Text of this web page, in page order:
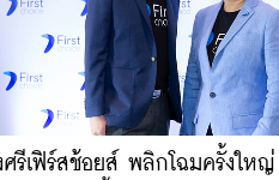
ศรีเฟิร์สช้อยส์ พลิกโฉมครั้งให